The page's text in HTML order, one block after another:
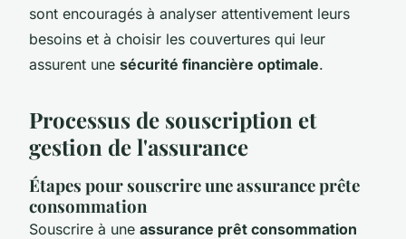
sont encouragés à analyser attentivement leurs
besoins et à choisir les couvertures qui leur
assurent une sécurité financière optimale.
Processus de souscription et
gestion de l'assurance
Étapes pour souscrire une assurance prête
consommation
Souscrire à une assurance prêt consommation